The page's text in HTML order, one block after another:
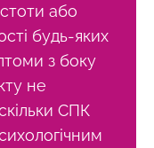
або
будь-яких
з боку
не
СПК